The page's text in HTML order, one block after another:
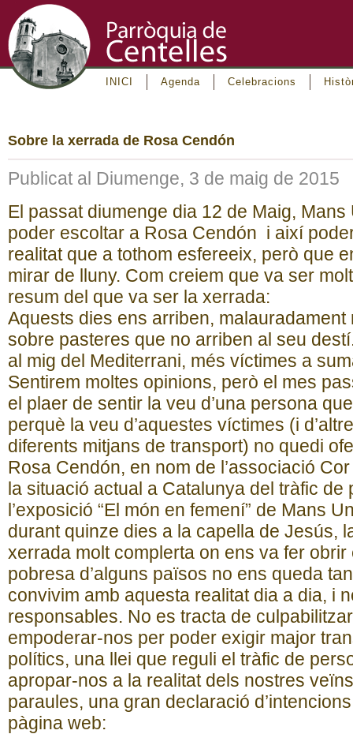
INICI Agenda Celebracions
Sobre la xerrada de Rosa Cendón
Publicat al Diumenge, 3 de maig de 2015
El passat diumenge dia 12 de Maig,
poder escoltar a Rosa Cendón i així
realitat que a tothom esfereeix, però que
mirar de lluny. Com creiem que va ser
resum del que va ser la xerrada:
Aquests dies ens arriben,
sobre pasteres que no arriben al seu
al mig del Mediterrani, més víctimes a
Sentirem moltes opinions, però el mes
el plaer de sentir la veu d’una persona
perquè la veu d’aquestes víctimes (i
diferents mitjans de transport) no quedi
Rosa Cendón, en nom de l’associació
la situació actual a Catalunya del tràfic de
l’exposició “El món en femení” de Mans
durant quinze dies a la capella de Jesús,
xerrada molt complerta on ens va fer
pobresa d’alguns països no ens queda
convivim amb aquesta realitat dia a dia, i
responsables. No es tracta de
empoderar-nos per poder exigir major
polítics, una llei que reguli el tràfic de
apropar-nos a la realitat dels nostres
paraules, una gran declaració
pàgina web: